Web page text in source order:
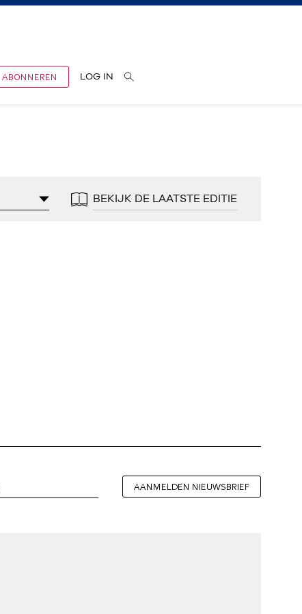
ABONNEREN LOG IN
BEKIJK DE LAATSTE EDITIE
AANMELDEN NIEUWSBRIEF